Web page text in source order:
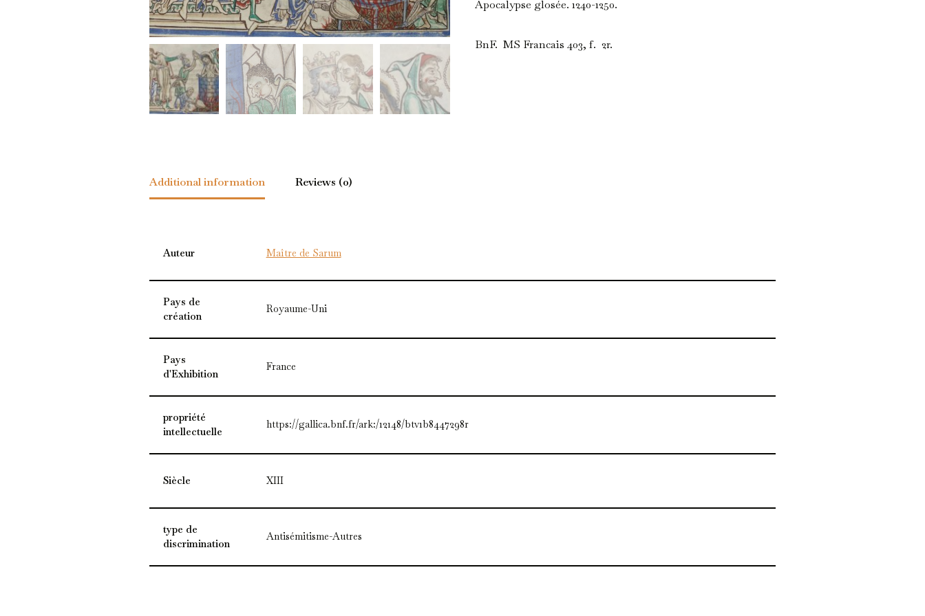
Apocalypse glosée. 1240-1250.
BnF. MS Francais 403, f. 2r.
Additional information Reviews (0)
Auteur Maître de Sarum
Pays de
création
Royaume-Uni
Pays
d'Exhibition
France
propriété
intellectuelle
https://gallica.bnf.fr/ark:/12148/btv1b8447298r
Siècle XIII
type de
discrimination
Antisémitisme-Autres